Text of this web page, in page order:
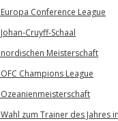
Conference League
Cruyff-Schaal
Meisterschaft
Champions League
zum Trainer des Jahres